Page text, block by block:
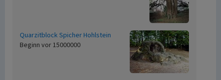
Quarzitblock Spicher Hohlstein
Beginn vor 15000000